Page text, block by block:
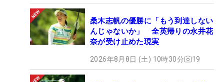
桑木志帆の優勝に「もう到達しない
んじゃないか」 全英帰りの永井花
奈が受け止めた現実
2026年8月8日 (土) 10時30分 19